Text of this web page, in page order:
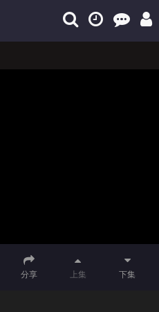
分享 上集 下集